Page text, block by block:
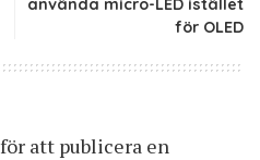
använda micro-LED istället
för OLED
för att publicera en